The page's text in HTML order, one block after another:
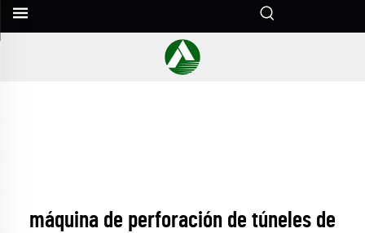
máquina de perforación de túneles de